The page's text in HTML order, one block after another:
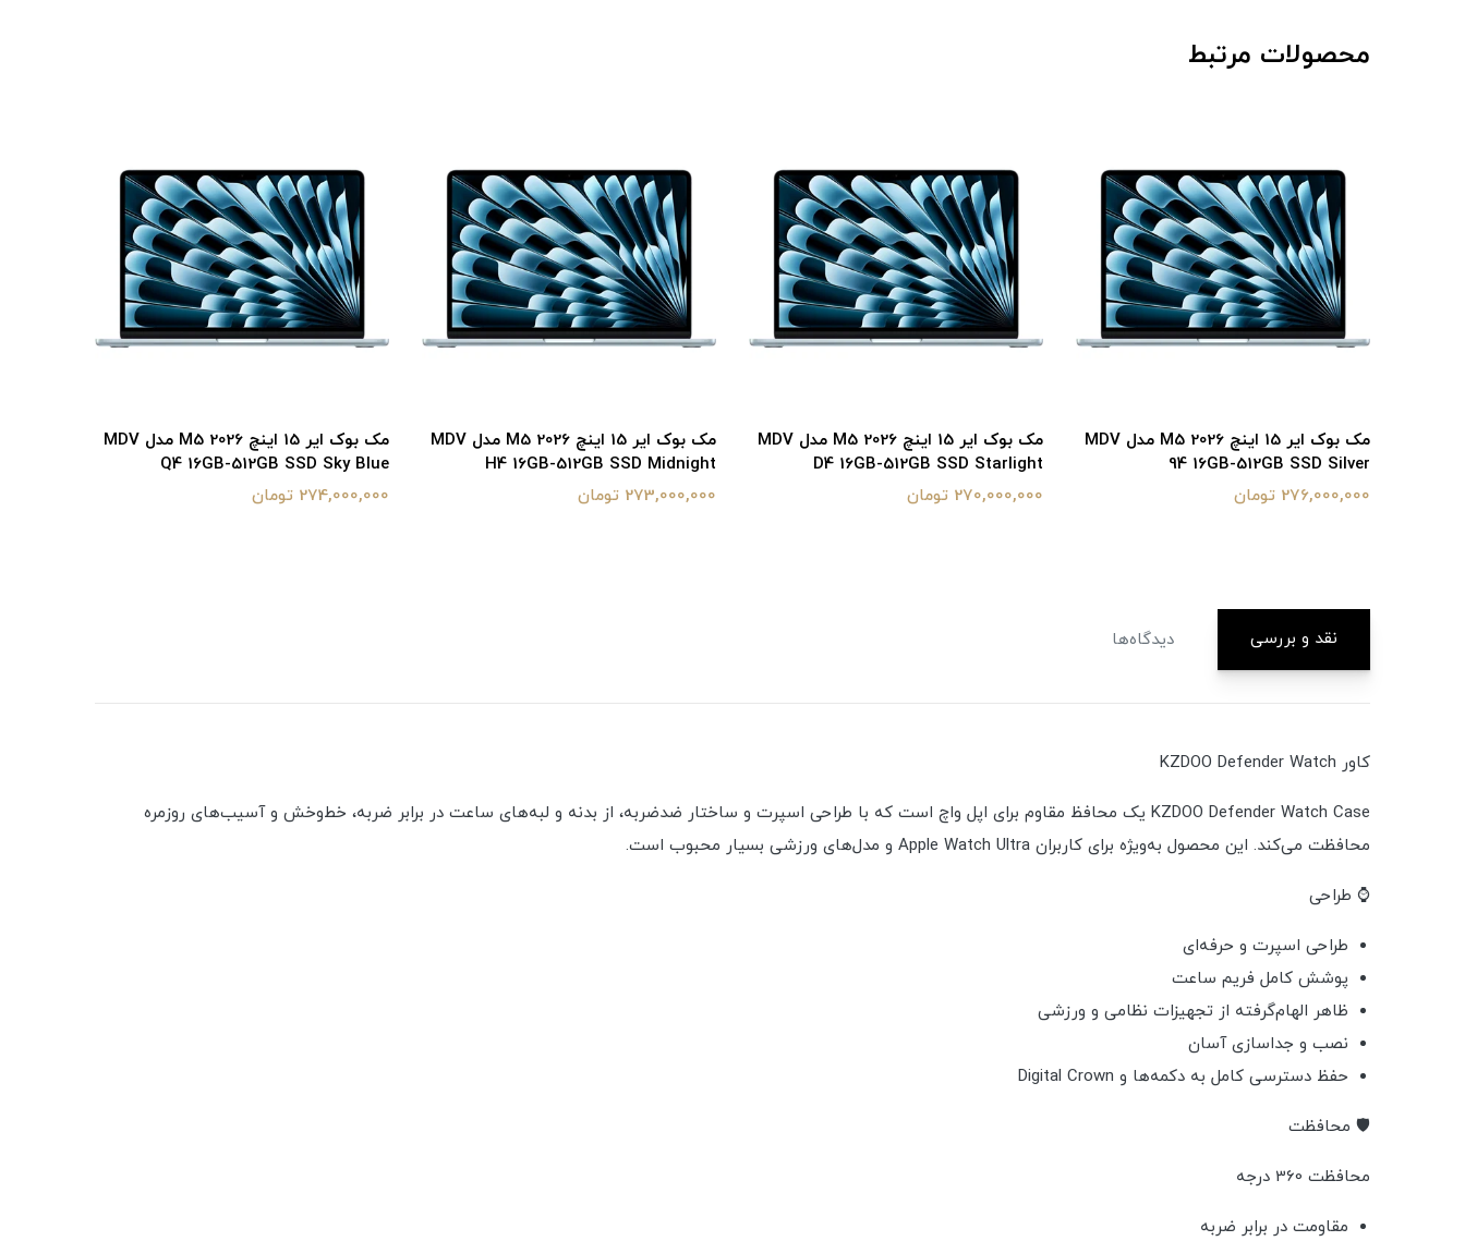
محصولات مرتبط
مک بوک ایر 15 اینچ M5 2026 مدل MDV
94 16GB-512GB SSD Silver
276,000,000 تومان
مک بوک ایر 15 اینچ M5 2026 مدل MDV
D4 16GB-512GB SSD Starlight
270,000,000 تومان
مک بوک ایر 15 اینچ M5 2026 مدل MDV
H4 16GB-512GB SSD Midnight
273,000,000 تومان
مک بوک ایر 15 اینچ M5 2026 مدل MDV
Q4 16GB-512GB SSD Sky Blue
274,000,000 تومان
نقد و بررسی دیدگاه‌ها
کاور KZDOO Defender Watch
KZDOO Defender Watch Case یک محافظ مقاوم برای اپل واچ است که با طراحی اسپرت و ساختار ضدضربه، از بدنه و لبه‌های ساعت در برابر ضربه، خط‌وخش و آسیب‌های روزمره
محافظت می‌کند. این محصول به‌ویژه برای کاربران Apple Watch Ultra و مدل‌های ورزشی بسیار محبوب است.
⌚ طراحی
طراحی اسپرت و حرفه‌ای
پوشش کامل فریم ساعت
ظاهر الهام‌گرفته از تجهیزات نظامی و ورزشی
نصب و جداسازی آسان
حفظ دسترسی کامل به دکمه‌ها و Digital Crown
🛡️ محافظت
محافظت 360 درجه
مقاومت در برابر ضربه